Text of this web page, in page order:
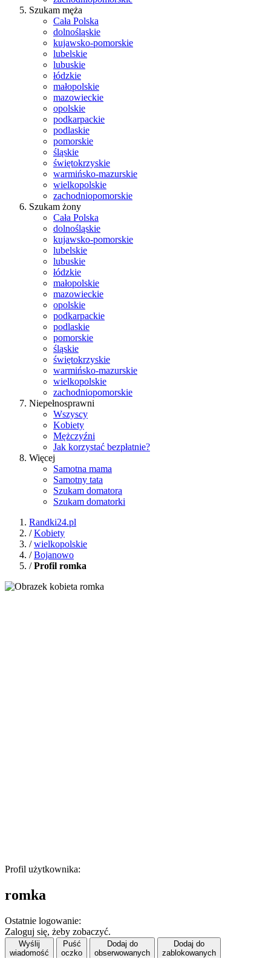
Szukam męża
Cała Polska
dolnośląskie
kujawsko-pomorskie
lubelskie
lubuskie
łódzkie
małopolskie
mazowieckie
opolskie
podkarpackie
podlaskie
pomorskie
śląskie
świętokrzyskie
warmińsko-mazurskie
wielkopolskie
zachodniopomorskie
Szukam żony
Cała Polska
dolnośląskie
kujawsko-pomorskie
lubelskie
lubuskie
łódzkie
małopolskie
mazowieckie
opolskie
podkarpackie
podlaskie
pomorskie
śląskie
świętokrzyskie
warmińsko-mazurskie
wielkopolskie
zachodniopomorskie
Niepełnosprawni
Wszyscy
Kobiety
Mężczyźni
Jak korzystać bezpłatnie?
Więcej
Samotna mama
Samotny tata
Szukam domatora
Szukam domatorki
Randki24.pl
/Kobiety
/wielkopolskie
/Bojanowo
/Profil romka
Profil użytkownika:
romka
Ostatnie logowanie:
Zaloguj się, żeby zobaczyć.
Wyślij
wiadomość
Puść
oczko
Dodaj do
obserwowanych
Dodaj do
zablokowanych